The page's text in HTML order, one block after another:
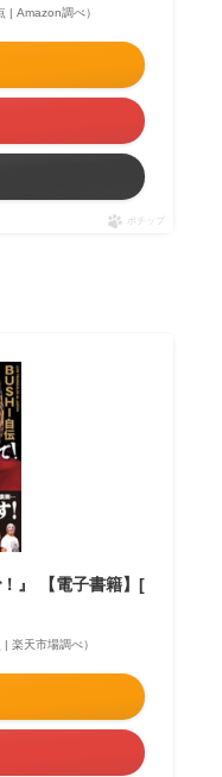
| Amazon調べ）
ポチップ
』 【電子書籍】[
楽天市場調べ）